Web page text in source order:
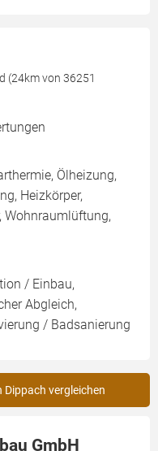
(24km von 36251
Ölheizung,
Heizkörper,
Wohnraumlüftung,
/ Einbau,
Abgleich,
/ Badsanierung
vergleichen
GmbH